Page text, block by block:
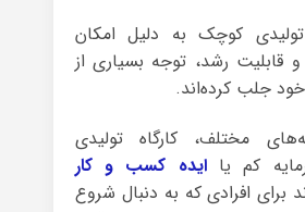
کوچک به دلیل امکان
قابلیت رشد، توجه بسیاری از
خود جلب کرده‌اند.
مختلف، کارگاه تولیدی
کم یاایده کسب و کار
برای افرادی که به دنبال شروع